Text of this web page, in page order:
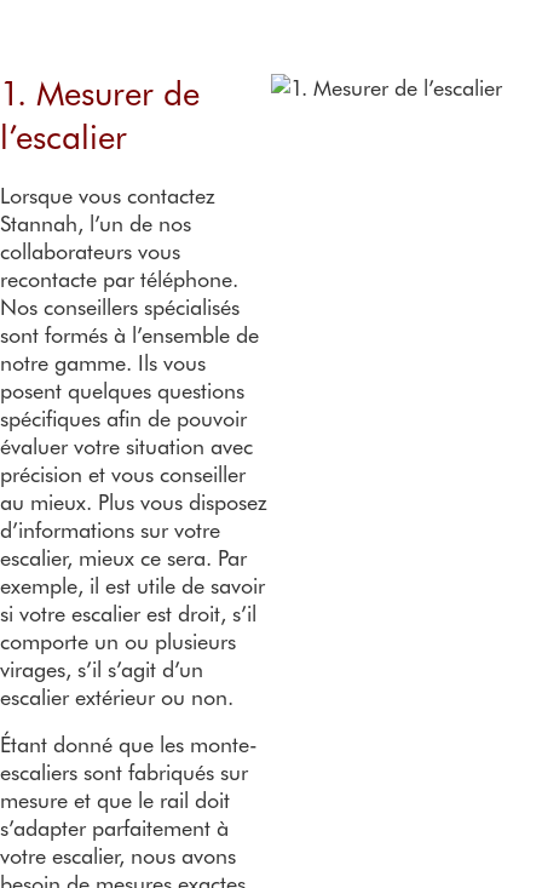
penses
1. Mesurer de
l’escalier
Lorsque vous contactez
Stannah, l’un de nos
collaborateurs vous
recontacte par téléphone.
Nos conseillers spécialisés
sont formés à l’ensemble de
notre gamme. Ils vous
posent quelques questions
spécifiques afin de pouvoir
évaluer votre situation avec
précision et vous conseiller
au mieux. Plus vous disposez
d’informations sur votre
escalier, mieux ce sera. Par
exemple, il est utile de savoir
si votre escalier est droit, s’il
comporte un ou plusieurs
virages, s’il s’agit d’un
escalier extérieur ou non.
Étant donné que les monte-
escaliers sont fabriqués sur
mesure et que le rail doit
s’adapter parfaitement à
votre escalier, nous avons